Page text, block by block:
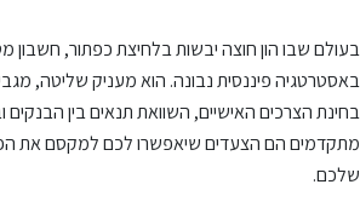
בעולם שבו הון חוצה יבשות בלחיצת כפתור, חשבון
באסטרטגיה פיננסית נבונה. הוא מעניק שליטה,
בחינת הצרכים האישיים, השוואת תנאים בין
מתקדמים הם הצעדים שיאפשרו לכם למקסם את
שלכם.